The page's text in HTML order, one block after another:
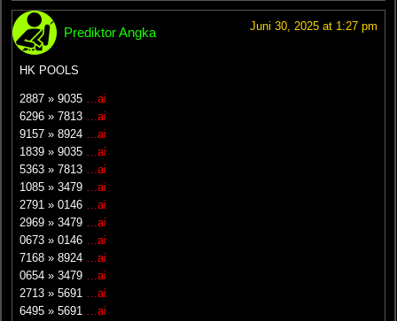
Prediktor Angka Juni 30, 2025 at 1:27 pm
HK POOLS
2887 » 9035 …ai
6296 » 7813 …ai
9157 » 8924 …ai
1839 » 9035 …ai
5363 » 7813 …ai
1085 » 3479 …ai
2791 » 0146 …ai
2969 » 3479 …ai
0673 » 0146 …ai
7168 » 8924 …ai
0654 » 3479 …ai
2713 » 5691 …ai
6495 » 5691 …ai